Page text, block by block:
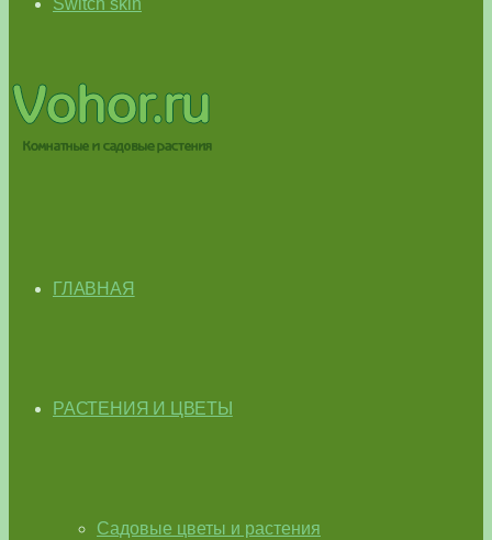
Switch skin
ГЛАВНАЯ
РАСТЕНИЯ И ЦВЕТЫ
Садовые цветы и растения